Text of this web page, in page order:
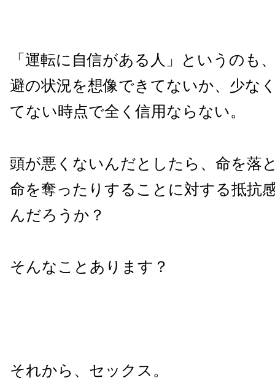
「運転に自信がある人」というのも
避の状況を想像できてないか、少な
てない時点で全く信用ならない。
頭が悪くないんだとしたら、命を落
命を奪ったりすることに対する抵抗
んだろうか？
そんなことあります？
それから、セックス。